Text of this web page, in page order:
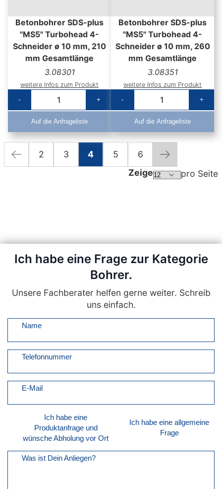
Betonbohrer SDS-plus
"MS5" Turbohead 4-
Schneider ø 10 mm, 210
mm Gesamtlänge
3.08301
weitere Infos zum Produkt
-
+
Auf die Anfrageliste
Betonbohrer SDS-plus
"MS5" Turbohead 4-
Schneider ø 10 mm, 260
mm Gesamtlänge
3.08351
weitere Infos zum Produkt
-
+
Auf die Anfrageliste
SeiteSeite
ZurückSeite
2 Seite
3 Sie lesen gerade die Seite
4 Seite
5 Seite
6 Seite
Weiter
Zeige
pro Seite
Ich habe eine Frage zur Kategorie
Bohrer.
Unsere Fachberater helfen gerne weiter. Schreib
uns einfach.
Name
Telefonnummer
E-Mail
Ich habe eine
Produktanfrage und
wünsche Abholung vor Ort
Ich habe eine allgemeine
Frage
Was ist Dein Anliegen?